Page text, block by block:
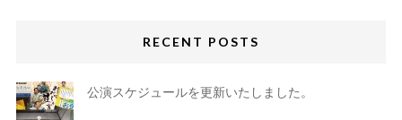
RECENT POSTS
公演スケジュールを更新いたしました。